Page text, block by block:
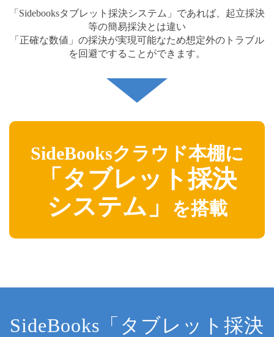
「Sidebooksタブレット採決システム」であれば、起立採決
等の簡易採決とは違い
「正確な数値」の採決が実現可能なため想定外のトラブル
を回避ですることができます。
SideBooksクラウド本棚に
「タブレット採決
システム」
を搭載
SideBooks「タブレット採決